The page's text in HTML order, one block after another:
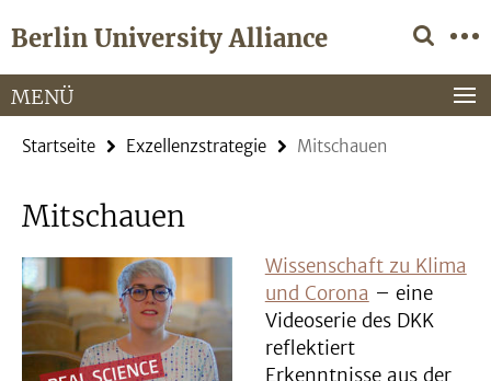
direkt
Inhalt
Berlin University Alliance
Service-
Navigation
MENÜ
Startseite Exzellenzstrategie Mitschauen
Mitschauen
Wissenschaft zu Klima
und Corona – eine
Videoserie des DKK
reflektiert
Erkenntnisse aus der